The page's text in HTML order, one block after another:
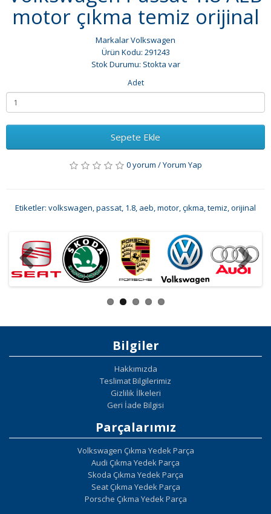
motor çıkma temiz orijinal
MarkalarVolkswagen
Ürün Kodu: 291243
Stok Durumu: Stokta var
Adet
Sepete Ekle
0 yorum /Yorum Yap
Etiketler: volkswagen,passat, 1.8, aeb,motor,çıkma,temiz,orijinal
Bilgiler
Hakkımızda
Teslimat Bilgilerimiz
Gizlilik İlkeleri
Geri İade Bilgisi
Parçalarımız
Volkswagen Çıkma Yedek Parça
Audi Çıkma Yedek Parça
Skoda Çıkma Yedek Parça
Seat Çıkma Yedek Parça
Porsche Çıkma Yedek Parça